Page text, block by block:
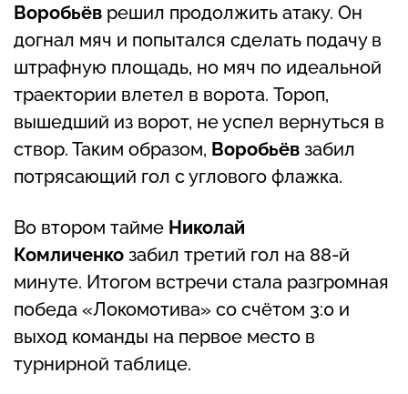
Воробьёв решил продолжить атаку. Он
догнал мяч и попытался сделать подачу в
штрафную площадь, но мяч по идеальной
траектории влетел в ворота. Тороп,
вышедший из ворот, не успел вернуться в
створ. Таким образом, Воробьёв забил
потрясающий гол с углового флажка.
Во втором тайме Николай
Комличенко забил третий гол на 88-й
минуте. Итогом встречи стала разгромная
победа «Локомотива» со счётом 3:0 и
выход команды на первое место в
турнирной таблице.